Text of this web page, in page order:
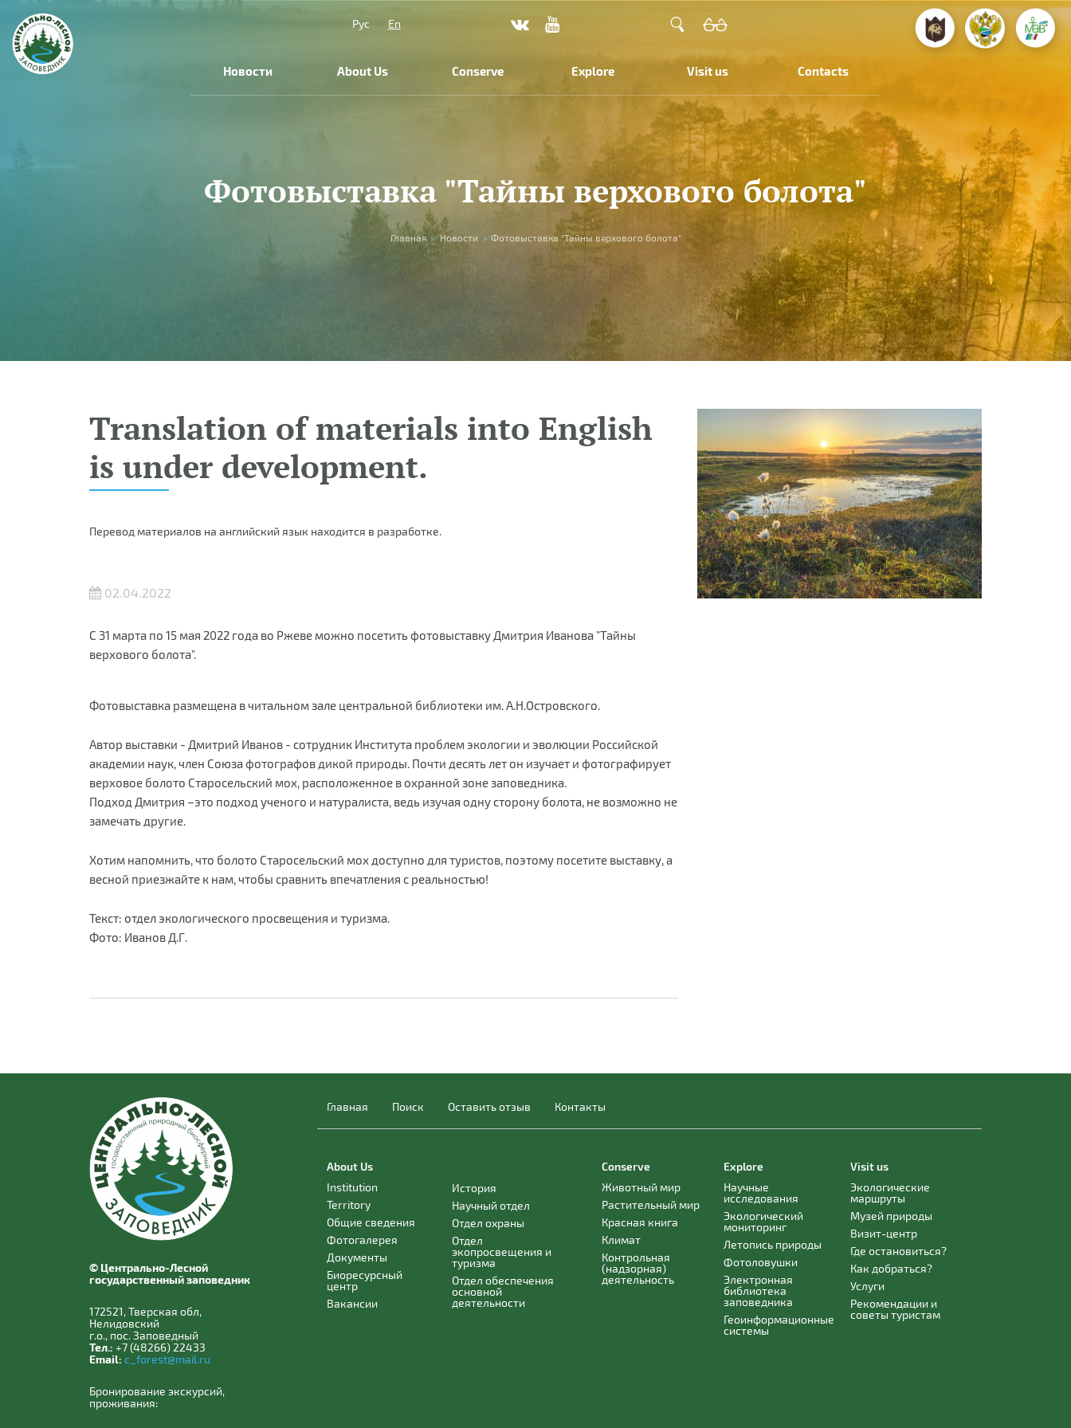
Рус
En
Новости About Us Conserve Explore Visit us Contacts
Фотовыставка "Тайны верхового болота"
Главная » Новости » Фотовыставка "Тайны верхового болота"
Translation of materials into English
is under development.
Перевод материалов на английский язык находится в разработке.
02.04.2022
С 31 марта по 15 мая 2022 года во Ржеве можно посетить фотовыставку Дмитрия Иванова "Тайны
верхового болота".
Фотовыставка размещена в читальном зале центральной библиотеки им. А.Н.Островского.
Автор выставки - Дмитрий Иванов - сотрудник Института проблем экологии и эволюции Российской
академии наук, член Союза фотографов дикой природы. Почти десять лет он изучает и фотографирует
верховое болото Старосельский мох, расположенное в охранной зоне заповедника.
Подход Дмитрия –это подход ученого и натуралиста, ведь изучая одну сторону болота, не возможно не
замечать другие.
Хотим напомнить, что болото Старосельский мох доступно для туристов, поэтому посетите выставку, а
весной приезжайте к нам, чтобы сравнить впечатления с реальностью!
Текст: отдел экологического просвещения и туризма.
Фото: Иванов Д.Г.
© Центрально-Лесной
государственный заповедник
172521, Тверская обл,
Нелидовский
г.о., пос. Заповедный
Тел.: +7 (48266) 22433
Email: c_forest@mail.ru
Бронирование экскурсий,
проживания:
Главная Поиск Оставить отзыв Контакты
About Us
Institution
Territory
Общие сведения
Фотогалерея
Документы
Биоресурсный
центр
Вакансии
История
Научный отдел
Отдел охраны
Отдел
экопросвещения и
туризма
Отдел обеспечения
основной
деятельности
Conserve
Животный мир
Растительный мир
Красная книга
Климат
Контрольная
(надзорная)
деятельность
Explore
Научные
исследования
Экологический
мониторинг
Летопись природы
Фотоловушки
Электронная
библиотека
заповедника
Геоинформационные
системы
Visit us
Экологические
маршруты
Музей природы
Визит-центр
Где остановиться?
Как добраться?
Услуги
Рекомендации и
советы туристам